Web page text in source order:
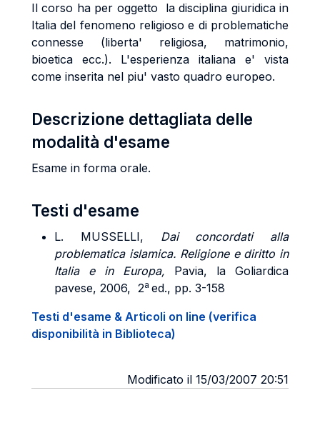
Il corso ha per oggetto la disciplina giuridica in
Italia del fenomeno religioso e di problematiche
connesse (liberta' religiosa, matrimonio,
bioetica ecc.). L'esperienza italiana e' vista
come inserita nel piu' vasto quadro europeo.
Descrizione dettagliata delle
modalità d'esame
Esame in forma orale.
Testi d'esame
L. MUSSELLI, Dai concordati alla
problematica islamica. Religione e diritto in
Italia e in Europa, Pavia, la Goliardica
pavese, 2006, 2a ed., pp. 3-158
Testi d'esame & Articoli on line (verifica
disponibilità in Biblioteca)
Modificato il 15/03/2007 20:51